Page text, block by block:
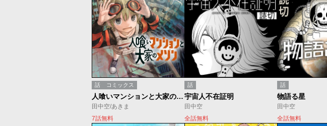
話 コミックス
人喰いマンションと大家のメゾン
田中空/あきま
7話無料
話
宇宙人不在証明
田中空
全話無料
話
物語る星
田中空
全話無料